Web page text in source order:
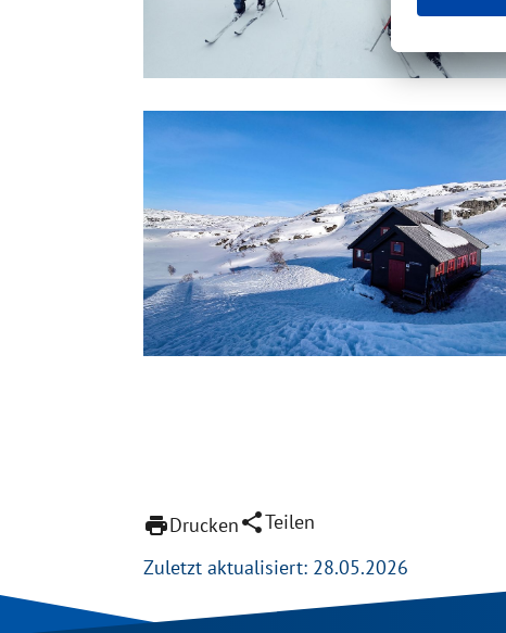
printDruckenshareTeilen
Zuletzt aktualisiert: 28.05.2026